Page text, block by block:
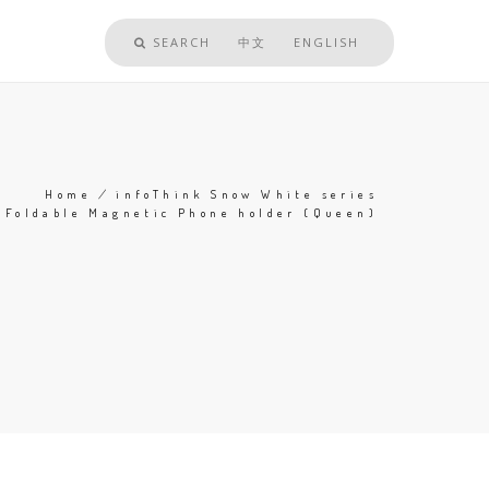
SEARCH 中文 ENGLISH
Home /infoThink Snow White series
Foldable Magnetic Phone holder (Queen)